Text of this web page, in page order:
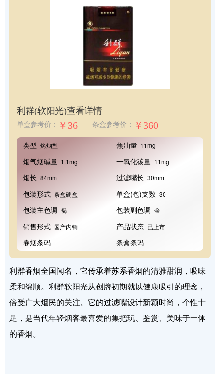
利群(软阳光)查看详情
单盒参考价： ￥36 条盒参考价： ￥360
类型 烤烟型 焦油量 11mg
烟气烟碱量 1.1mg 一氧化碳量 11mg
烟长 84mm 过滤嘴长 30mm
包装形式 条盒硬盒 单盒(包)支数 30
包装主色调 褐 包装副色调 金
销售形式 国产内销 产品状态 已上市
卷烟条码 条盒条码
利群香烟全国闻名，它传承着苏系香烟的清雅甜润，吸味
柔和绵顺。利群软阳光从创牌初期就以健康吸引的理念，
倍受广大烟民的关注。它的过滤嘴设计新颖时尚，个性十
足，是当代年轻烟客最喜爱的集把玩、鉴赏、美味于一体
的香烟。